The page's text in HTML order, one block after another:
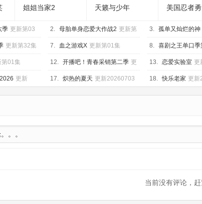
姐姐当家2 天籁与少年
美国忍者
季 更新第03 2. 母胎单身恋爱大作战2 更新第
04集
3. 孤单又灿烂的
特辑 更新第04集
更新第32集 7. 血之游戏X 更新第01集 8. 喜剧之王单口季
320260705第1期加
第01集 12. 开播吧！青春采销第二季 更
新20260710第23期
13. 恋爱实验室 更
更新 17. 炽热的夏天 更新20260703
第4期
18. 快乐老家 更新
更版第3期
当前没有评论，赶